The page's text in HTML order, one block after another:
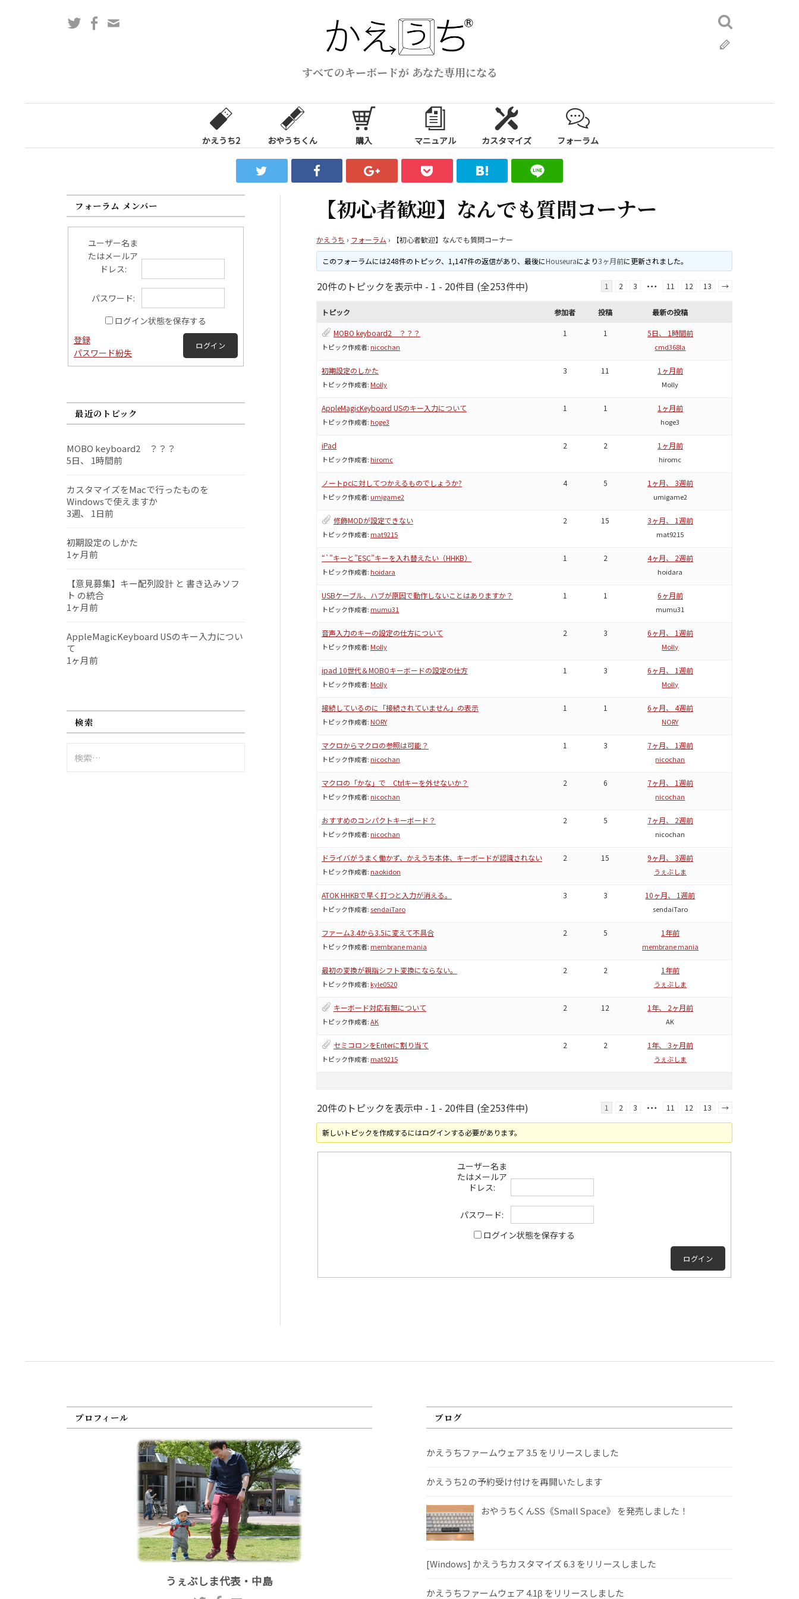
ス
すべてのキーボードが あなた専用になる
TwitterFacebook
検
索:
かえうち2 おやうちくん 購入 マニュアル カスタマイズ フォーラム
【初心者歓迎】なんでも質問コーナー
かえうち › フォーラム › 【初心者歓迎】なんでも質問コーナー
このフォーラムには248件のトピック、1,147件の返信があり、最後にHouseuraにより3ヶ月前に更新されました。
20件のトピックを表示中 - 1 - 20件目 (全253件中) 1 2 3 … 11 12 13 →
トピック 参加者 投稿 最新の投稿
MOBO keyboard2 ？？？
トピック作成者: nicochan
1 1 5日、 1時間前
cmd368la
初期設定のしかた
トピック作成者: Molly
3 11 1ヶ月前
Molly
AppleMagicKeyboard USのキー入力について
トピック作成者: hoge3
1 1 1ヶ月前
hoge3
iPad
トピック作成者: hiromc
2 2 1ヶ月前
hiromc
ノートpcに対してつかえるものでしょうか?
トピック作成者: umigame2
4 5 1ヶ月、 3週前
umigame2
修飾MODが設定できない
トピック作成者: mat9215
2 15 3ヶ月、 1週前
mat9215
“`”キーと”ESC”キーを入れ替えたい（HHKB）
トピック作成者: hoidara
1 2 4ヶ月、 2週前
hoidara
USBケーブル、ハブが原因で動作しないことはありますか？
トピック作成者: mumu31
1 1 6ヶ月前
mumu31
音声入力のキーの設定の仕方について
トピック作成者: Molly
2 3 6ヶ月、 1週前
Molly
ipad 10世代＆MOBOキーボードの設定の仕方
トピック作成者: Molly
1 3 6ヶ月、 1週前
Molly
接続しているのに「接続されていません」の表示
トピック作成者: NORY
1 1 6ヶ月、 4週前
NORY
マクロからマクロの参照は可能？
トピック作成者: nicochan
1 3 7ヶ月、 1週前
nicochan
マクロの「かな」で Ctrlキーを外せないか？
トピック作成者: nicochan
2 6 7ヶ月、 1週前
nicochan
おすすめのコンパクトキーボード？
トピック作成者: nicochan
2 5 7ヶ月、 2週前
nicochan
ドライバがうまく働かず、かえうち本体、キーボードが認識されない
トピック作成者: naokidon
2 15 9ヶ月、 3週前
うぇぶしま
ATOK HHKBで早く打つと入力が消える。
トピック作成者: sendaiTaro
3 3 10ヶ月、 1週前
sendaiTaro
ファーム3.4から3.5に変えて不具合
トピック作成者: membrane mania
2 5 1年前
membrane mania
最初の変換が親指シフト変換にならない。
トピック作成者: kyle0520
2 2 1年前
うぇぶしま
キーボード対応有無について
トピック作成者:AK
2 12 1年、 2ヶ月前
AK
セミコロンをEnterに割り当て
トピック作成者: mat9215
2 2 1年、 3ヶ月前
うぇぶしま
20件のトピックを表示中 - 1 - 20件目 (全253件中) 1 2 3 … 11 12 13 →
新しいトピックを作成するにはログインする必要があります。
ユーザー名ま
たはメールア
ドレス:
パスワード:
ログイン状態を保存する
ログイン
フォーラム メンバー
ユーザー名ま
たはメールア
ドレス:
パスワード:
ログイン状態を保存する
ログイン
登録
パスワード紛失
最近のトピック
MOBO keyboard2 ？？？
5日、 1時間前
カスタマイズをMacで行ったものを
Windowsで使えますか
3週、 1日前
初期設定のしかた
1ヶ月前
【意見募集】キー配列設計 と 書き込みソフ
ト の統合
1ヶ月前
AppleMagicKeyboard USのキー入力につい
て
1ヶ月前
検索
索:
プロフィール
うぇぶしま代表・中島
ブログ
かえうちファームウェア 3.5 をリリースしました
かえうち2 の予約受け付けを再開いたします
おやうちくんSS《Small Space》 を発売しました！
[Windows] かえうちカスタマイズ 6.3 をリリースしました
かえうちファームウェア 4.1β をリリースしました